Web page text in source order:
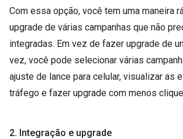
Com essa opção, você tem uma maneira
upgrade de várias campanhas que não
integradas. Em vez de fazer upgrade de
vez, você pode selecionar várias
ajuste de lance para celular, visualizar as
tráfego e fazer upgrade com menos
2. Integração e upgrade